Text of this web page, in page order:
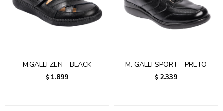
M.GALLI ZEN - BLACK
$ 1.899
M. GALLI SPORT - PRETO
$ 2.339